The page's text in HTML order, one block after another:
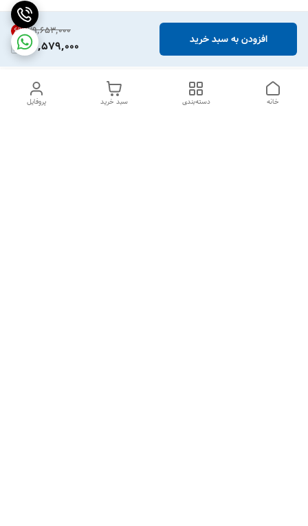
۲۹٬۶۵۳٬۰۰۰ 6%
27,579,000 افزودن به سبد خرید
پروفایل سبد خرید دسته‌بندی خانه